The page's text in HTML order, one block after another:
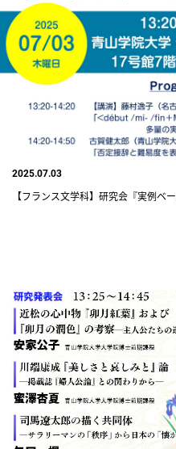
2025.07.03
【フランス文学科】研究会『実例ベ